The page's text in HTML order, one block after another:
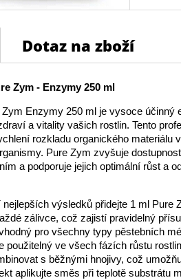
Dotaz na zboží
Zym - Enzymy 250 ml
Zym Enzymy 250 ml je vysoce
a vitality vašich rostlin. Tento
rozkladu organického materiálu
Pure Zym zvyšuje
a podporuje jejich optimální růst a
nejlepších výsledků přidejte 1 ml Pure
zálivce, což zajistí pravidelný
pro všechny typy pěstebních
použitelný ve všech fázích růstu
s běžnými hnojivy, což
aplikujte směs při teplotě substrátu